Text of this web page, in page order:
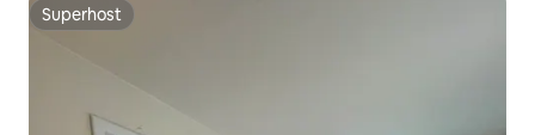
Superhost
Superhost